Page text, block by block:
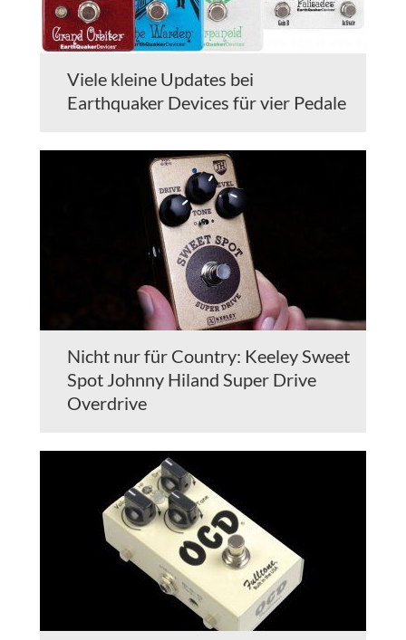
Viele kleine Updates bei
Earthquaker Devices für vier Pedale
Nicht nur für Country: Keeley Sweet
Spot Johnny Hiland Super Drive
Overdrive